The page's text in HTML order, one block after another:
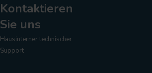
Kontaktieren
Sie uns
Hausinterner technischer
Support